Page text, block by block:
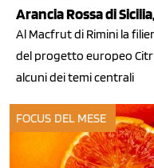
Arancia Rossa di
Al Macfrut di Rimini la
del progetto europeo
alcuni dei temi centrali
FOCUS DEL MESE